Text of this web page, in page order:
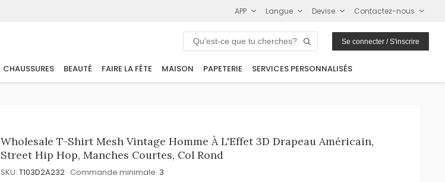
APP Langue Devise Contactez-nous
Se connecter / S'inscrire
CHAUSSURES BEAUTÉ FAIRE LA FÊTE MAISON PAPETERIE SERVICES PERSONNALISÉS
Wholesale T-Shirt Mesh Vintage Homme À L'Effet 3D Drapeau Américain,
Street Hip Hop, Manches Courtes, Col Rond
SKU: T103D2A232 Commande minimale: 3